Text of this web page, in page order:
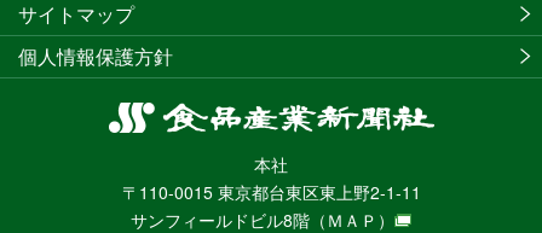
食
産
業
本社
〒110-0015 東京都台東区東上野2-1-11
サンフィールドビル8階 （ＭＡＰ）
サイトマップ
個人情報保護方針